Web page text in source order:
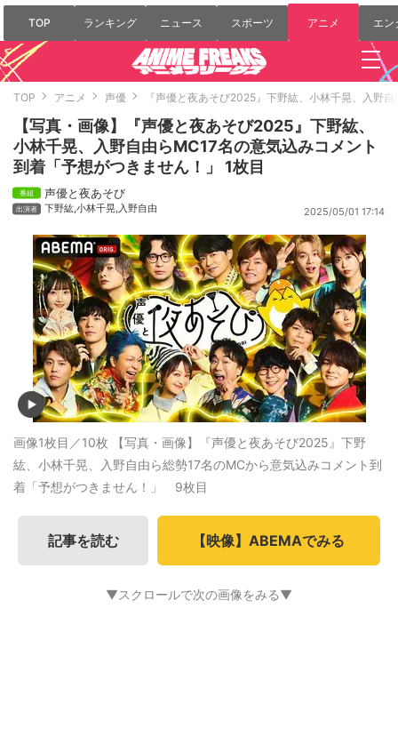
TOP ランキング ニュース スポーツ アニメ エン
TOP アニメ 声優 『声優と夜あそび2025』下野紘、小林千晃、入野
【写真・画像】『声優と夜あそび2025』下野紘、
小林千晃、入野自由らMC17名の意気込みコメント
到着「予想がつきません！」 1枚目
声優と夜あそび
下野紘,小林千晃,入野自由 2025/05/01 17:14
画像1枚目／10枚 【写真・画像】『声優と夜あそび2025』下野
紘、小林千晃、入野自由ら総勢17名のMCから意気込みコメント到
着「予想がつきません！」 9枚目
記事を読む 【映像】ABEMAでみる
▼スクロールで次の画像をみる▼